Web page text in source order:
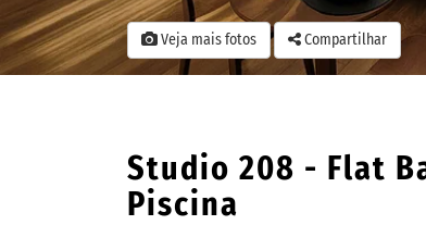
Veja mais fotos Compartilhar
Studio 208 - Flat
Piscina